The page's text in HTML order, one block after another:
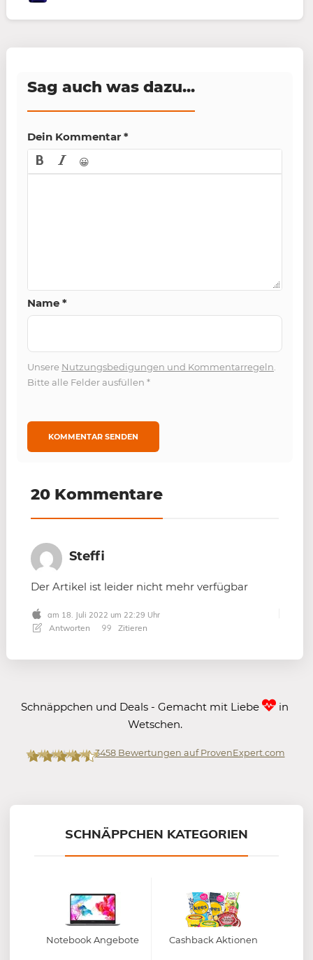
Sag auch was dazu...
Dein Kommentar *
😀
Name *
Unsere Nutzungsbedigungen und Kommentarregeln
Bitte alle Felder ausfüllen *
20 Kommentare
Steffi
Der Artikel ist leider nicht mehr verfügbar
am 18. Juli 2022 um 22:29 Uhr
Antworten Zitieren
Schnäppchen und Deals - Gemacht mit Liebe
in
Wetschen.
3458Bewertungen auf ProvenExpert.com
SCHNÄPPCHEN KATEGORIEN
Notebook Angebote Cashback Aktionen